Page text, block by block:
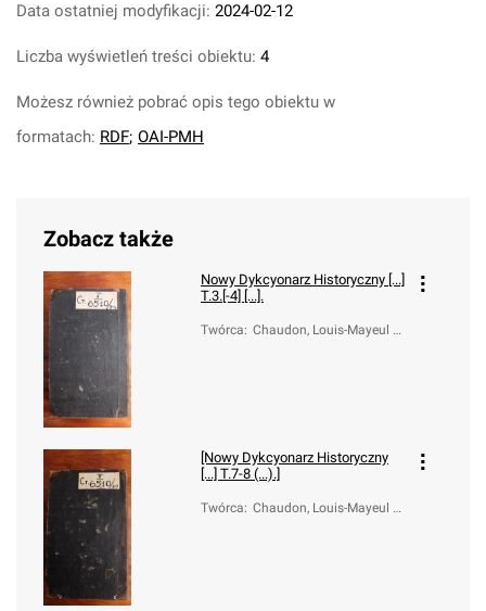
Data ostatniej modyfikacji: 2024-02-12
Liczba wyświetleń treści obiektu: 4
Możesz również pobrać opis tego obiektu w
formatach: RDF; OAI-PMH
Zobacz także
Nowy Dykcyonarz Historyczny [...]
T.3.[-4] [...].
Twórca: Chaudon, Louis-Mayeul (1
[Nowy Dykcyonarz Historyczny
[...] T.7-8 (...).]
Twórca: Chaudon, Louis-Mayeul (1